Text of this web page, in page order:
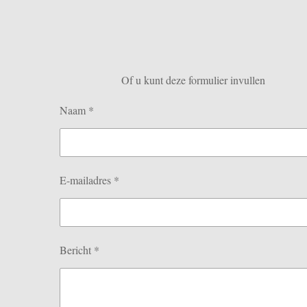
Of u kunt deze formulier invullen
Naam *
E-mailadres *
Bericht *